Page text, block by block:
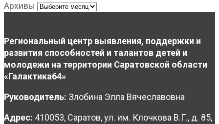
Архивы
Региональный центр выявления, поддержки и
развития способностей и талантов детей и
молодежи на территории Саратовской области
«Галактика64»
Руководитель: Злобина Элла Вячеславовна
Адрес: 410053, Саратов, ул. им. Клочкова В.Г., д. 85,